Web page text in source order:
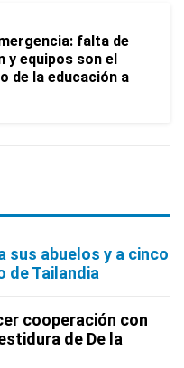
falta de
y equipos son el
de la educación a
sus abuelos y a cinco
de Tailandia
cooperación con
de De la